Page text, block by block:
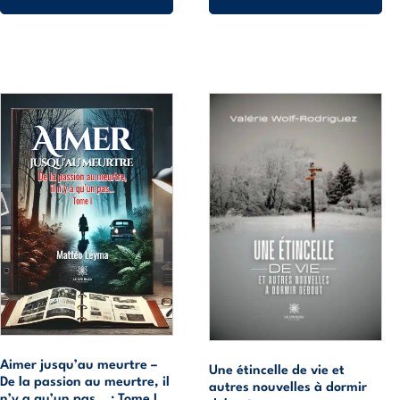
Aimer jusqu’au meurtre –
De la passion au meurtre, il
produit
plusieurs
variations.
Les
options
peuvent
être
choisies
sur
page
du
Une étincelle de vie et
autres nouvelles à dormir
Ce
produit
plusieurs
variations.
Les
options
peuvent
page
du